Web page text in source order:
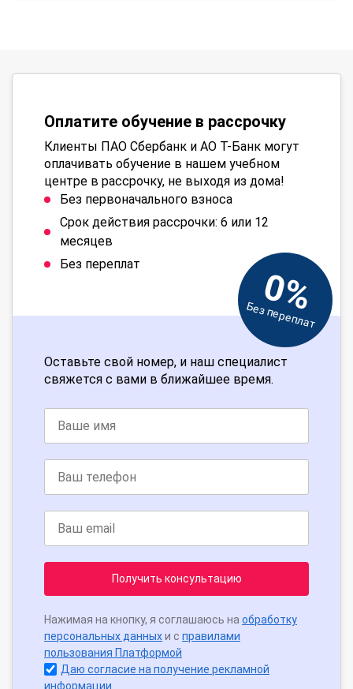
Оплатите обучение в рассрочку
Клиенты ПАО Сбербанк и АО Т-Банк могут
оплачивать обучение в нашем учебном
центре в рассрочку, не выходя из дома!
Без первоначального взноса
Срок действия рассрочки: 6 или 12
месяцев
Без переплат
0%
Без переплат
Оставьте свой номер, и наш специалист
свяжется с вами в ближайшее время.
Получить консультацию
Нажимая на кнопку, я соглашаюсь на обработку
персональных данныхи с правилами
пользования Платформой
Даю согласие на получение рекламной
информации